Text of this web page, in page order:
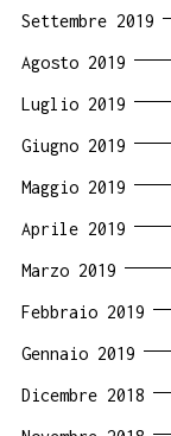
Settembre 2019
Agosto 2019
Luglio 2019
Giugno 2019
Maggio 2019
Aprile 2019
Marzo 2019
Febbraio 2019
Gennaio 2019
Dicembre 2018